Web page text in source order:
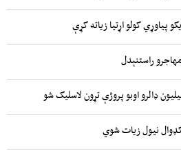
پیاوړي کولو اړتیا زیاته کړې
راستنېدل
ډالرو اوبو پروژې تړون لاسلیک شو
نیول زیات شوي